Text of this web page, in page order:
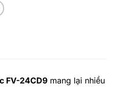
FV-24CD9 mang lại nhiều